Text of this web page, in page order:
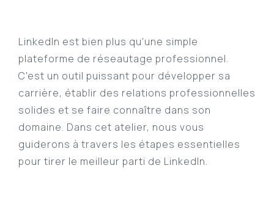
LinkedIn est bien plus qu'une simple
plateforme de réseautage professionnel.
C'est un outil puissant pour développer sa
carrière, établir des relations professionnelles
solides et se faire connaître dans son
domaine. Dans cet atelier, nous vous
guiderons à travers les étapes essentielles
pour tirer le meilleur parti de LinkedIn.